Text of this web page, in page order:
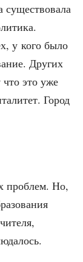
суще­ство­ва­ла
у кого было
Дру­гих
это уже
Город
про­блем. Но,